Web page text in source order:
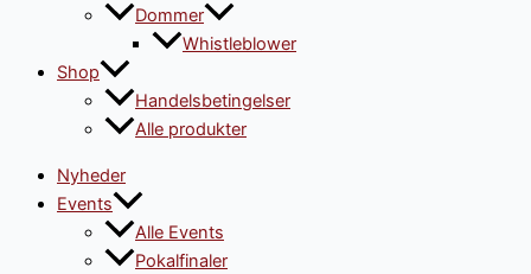
Dommer
Whistleblower
Shop
Handelsbetingelser
Alle produkter
Nyheder
Events
Alle Events
Pokalfinaler